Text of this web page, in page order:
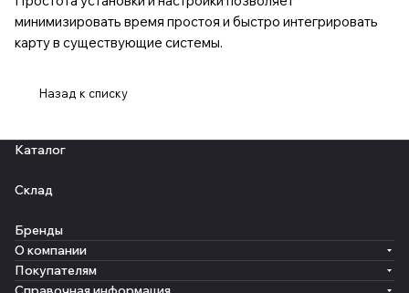
минимизировать время простоя и быстро интегрировать
карту в существующие системы.
Назад к списку
Каталог
Склад
Бренды
О компании
Покупателям